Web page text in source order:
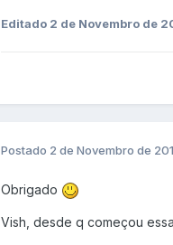
Editado 2 de Novembro de
Postado 2 de Novembro de
Obrigado
Vish, desde q começou